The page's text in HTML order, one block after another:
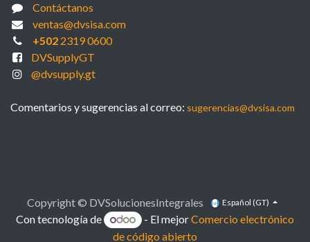
Contáctanos
ventas@dvsisa.com
+5022319 0600
DVSupplyGT
@dvsupply.gt
Comentarios y sugerencias al correo: sugerencias@dvsisa.com
Copyright © DVSolucionesIntegrales Español (GT)
Con tecnología de - El mejorComercio electrónico
de código abierto